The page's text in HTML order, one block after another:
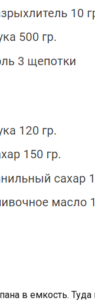
в емкость. Туда